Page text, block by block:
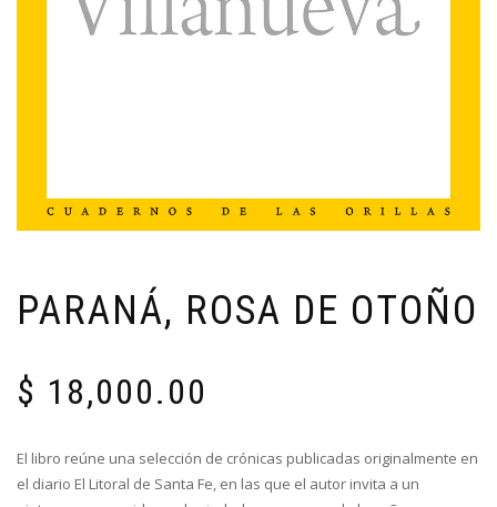
PARANÁ, ROSA DE OTOÑO
$ 18,000.00
El libro reúne una selección de crónicas publicadas originalmente en
el diario El Litoral de Santa Fe, en las que el autor invita a un